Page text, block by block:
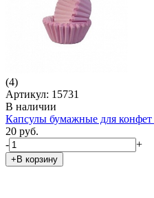
(4)
Артикул: 15731
В наличии
Капсулы бумажные для
20 руб.
-
+
+В корзину